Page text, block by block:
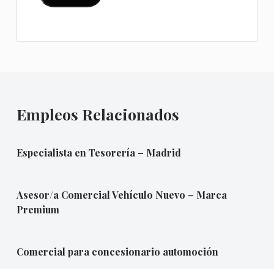
Empleos Relacionados
Especialista en Tesorería – Madrid
Asesor/a Comercial Vehículo Nuevo – Marca
Premium
Comercial para concesionario automoción